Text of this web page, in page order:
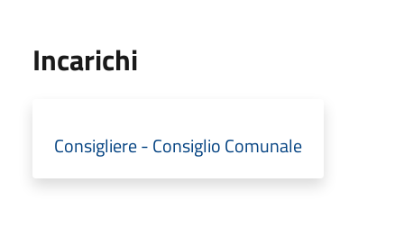
Incarichi
Consigliere - Consiglio Comunale